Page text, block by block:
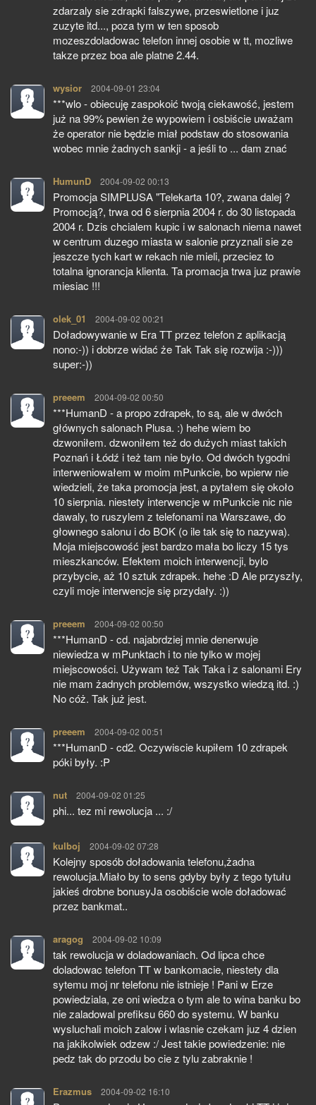
zdarzaly sie zdrapki falszywe, przeswietlone i juz
zuzyte itd..., poza tym w ten sposob
mozeszdoladowac telefon innej osobie w tt, mozliwe
takze przez boa ale platne 2.44.
wysior pisze:
2004-09-01 23:04
***wlo - obiecuję zaspokoić twoją ciekawość, jestem
już na 99% pewien że wypowiem i osbiście uważam
że operator nie będzie miał podstaw do stosowania
wobec mnie żadnych sankji - a jeśli to ... dam znać
HumunD pisze:
2004-09-02 00:13
Promocja SIMPLUSA "Telekarta 10?, zwana dalej ?
Promocją?, trwa od 6 sierpnia 2004 r. do 30 listopada
2004 r. Dzis chcialem kupic i w salonach niema nawet
w centrum duzego miasta w salonie przyznali sie ze
jeszcze tych kart w rekach nie mieli, przeciez to
totalna ignorancja klienta. Ta promacja trwa juz prawie
miesiac !!!
olek_01 pisze:
2004-09-02 00:21
Doładowywanie w Era TT przez telefon z aplikacją
nono:-)) i dobrze widać że Tak Tak się rozwija :-)))
super:-))
preeem pisze:
2004-09-02 00:50
***HumanD - a propo zdrapek, to są, ale w dwóch
głównych salonach Plusa. :) hehe wiem bo
dzwoniłem. dzwoniłem też do dużych miast takich
Poznań i Łódź i też tam nie było. Od dwóch tygodni
interweniowałem w moim mPunkcie, bo wpierw nie
wiedzieli, że taka promocja jest, a pytałem się około
10 sierpnia. niestety interwencje w mPunkcie nic nie
dawaly, to ruszylem z telefonami na Warszawe, do
głownego salonu i do BOK (o ile tak się to nazywa).
Moja miejscowość jest bardzo mała bo liczy 15 tys
mieszkanców. Efektem moich interwencji, bylo
przybycie, aż 10 sztuk zdrapek. hehe :D Ale przyszły,
czyli moje interwencje się przydały. :))
preeem pisze:
2004-09-02 00:50
***HumanD - cd. najabrdziej mnie denerwuje
niewiedza w mPunktach i to nie tylko w mojej
miejscowości. Używam też Tak Taka i z salonami Ery
nie mam żadnych problemów, wszystko wiedzą itd. :)
No cóż. Tak już jest.
preeem pisze:
2004-09-02 00:51
***HumanD - cd2. Oczywiscie kupiłem 10 zdrapek
póki były. :P
nut pisze:
2004-09-02 01:25
phi... tez mi rewolucja ... :/
kulboj pisze:
2004-09-02 07:28
Kolejny sposób doładowania telefonu,żadna
rewolucja.Miało by to sens gdyby były z tego tytułu
jakieś drobne bonusyJa osobiście wole doładować
przez bankmat..
aragog pisze:
2004-09-02 10:09
tak rewolucja w doladowaniach. Od lipca chce
doladowac telefon TT w bankomacie, niestety dla
sytemu moj nr telefonu nie istnieje ! Pani w Erze
powiedziala, ze oni wiedza o tym ale to wina banku bo
nie zaladowal prefiksu 660 do systemu. W banku
wysluchali moich zalow i wlasnie czekam juz 4 dzien
na jakikolwiek odzew :/ Jest takie powiedzenie: nie
pedz tak do przodu bo cie z tylu zabraknie !
Erazmus pisze:
2004-09-02 16:10